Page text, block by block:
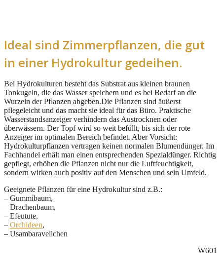
Ideal sind Zimmerpflanzen, die gut
in einer Hydrokultur gedeihen.
Bei Hydrokulturen besteht das Substrat aus kleinen braunen
Tonkugeln, die das Wasser speichern und es bei Bedarf an die
Wurzeln der Pflanzen abgeben.Die Pflanzen sind äußerst
pflegeleicht und das macht sie ideal für das Büro. Praktische
Wasserstandsanzeiger verhindern das Austrocknen oder
überwässern. Der Topf wird so weit befüllt, bis sich der rote
Anzeiger im optimalen Bereich befindet. Aber Vorsicht:
Hydrokulturpflanzen vertragen keinen normalen Blumendünger. Im
Fachhandel erhält man einen entsprechenden Spezialdünger. Richtig
gepflegt, erhöhen die Pflanzen nicht nur die Luftfeuchtigkeit,
sondern wirken auch positiv auf den Menschen und sein Umfeld.
Geeignete Pflanzen für eine Hydrokultur sind z.B.:
– Gummibaum,
– Drachenbaum,
– Efeutute,
– Orchideen,
– Usambaraveilchen
W601